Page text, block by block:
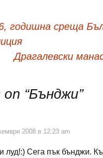
годишна среща
Драгалевски
“Бънджи”
2008 в 12:23 am
луд!:) Сега пък бънджи.